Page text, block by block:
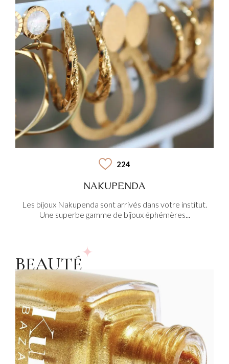
224
NAKUPENDA
Les bijoux Nakupenda sont arrivés dans votre institut.
Une superbe gamme de bijoux éphémères...
BEAUTÉ